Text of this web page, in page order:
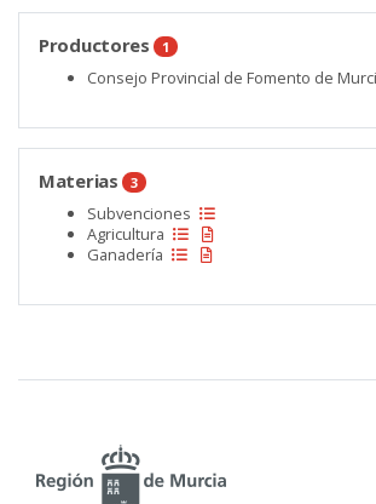
Productores 1
Consejo Provincial de Fomento de
Materias 3
Subvenciones
Agricultura
Ganadería